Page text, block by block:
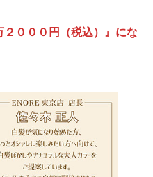
０００円（税込）』にな